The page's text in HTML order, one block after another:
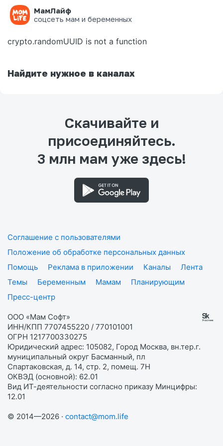
МамЛайф
соцсеть мам и беременных
Ошибка на странице
crypto.randomUUID is not a function
Найдите нужное в каналах
Скачивайте и
присоединяйтесь.
3 млн мам уже здесь!
Соглашение с пользователями
Положение об обработке персональных данных
Помощь
Реклама в приложении Каналы
Лента
Темы
Беременным Мамам
Планирующим
Пресс-центр
ООО «Мам Софт»
ИНН/КПП 7707455220 / 770101001
ОГРН 1217700330275
Юридический адрес: 105082, Город Москва, вн.тер.г.
муниципальный округ Басманный, пл
Спартаковская, д. 14, стр. 2, помещ. 7Н
ОКВЭД (основной): 62.01
Вид ИТ-деятельности согласно приказу Минцифры:
12.01
© 2014—2026 · contact@mom.life